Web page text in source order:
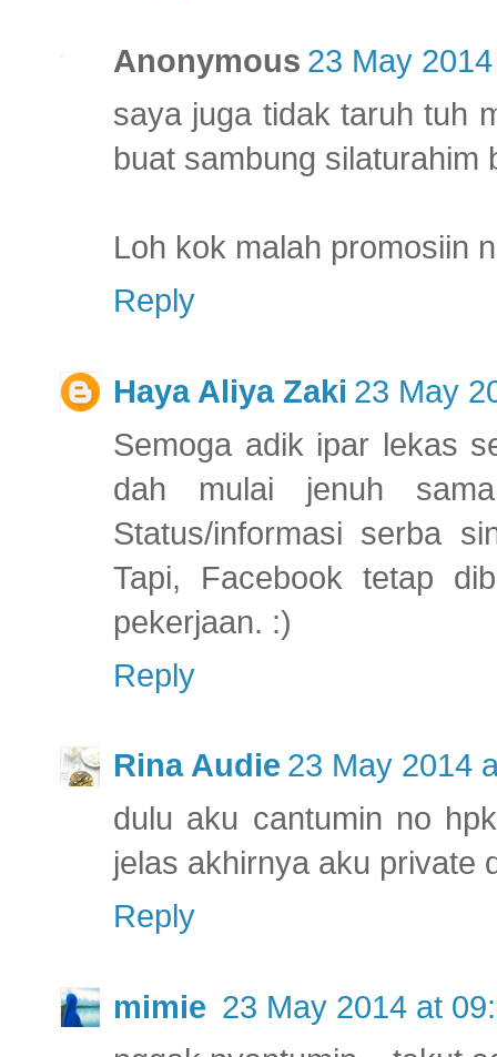
Anonymous 23 May
saya juga tidak taruh tuh
buat sambung silaturahim
Loh kok malah promosiin
Reply
Haya Aliya Zaki 23 May
Semoga adik ipar lekas
dah mulai jenuh sama
Status/informasi serba
Tapi, Facebook tetap
pekerjaan. :)
Reply
Rina Audie 23 May 2014
dulu aku cantumin no
jelas akhirnya aku private
Reply
mimie 23 May 2014 at